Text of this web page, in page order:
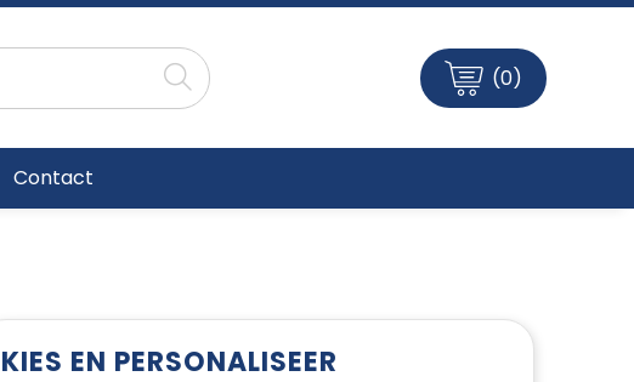
(0)
Contact
KIES EN PERSONALISEER